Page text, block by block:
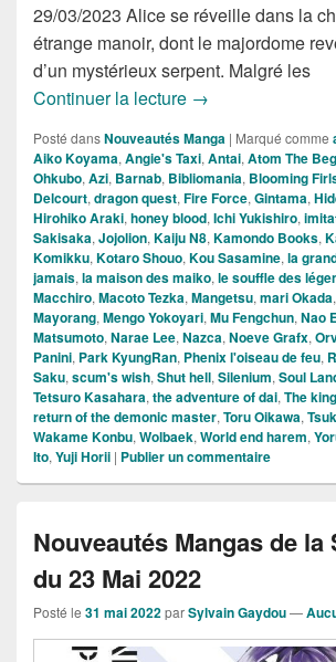
29/03/2023 Alice se réveille dans la
étrange manoir, dont le majordome
d’un mystérieux serpent. Malgré les
Continuer la lecture Les Nouveautés
→
Posté dansNouveautés Manga | Marqué comme
Aiko Koyama, Angie's Taxi, Antai, Atom The
Ohkubo, Azi, Barnab, Bibliomania, Blooming
Delcourt, dragon quest, Fire Force, Gintama,
Hirohiko Araki, honey blood, Ichi Yukishiro,
Sakisaka, Jojolion, Kaiju N8, Kamondo Books,
Komikku, Kotaro Shouo, Kou Sasamine, la
jamais, la maison des maiko, le souffle des
Macchiro, Macoto Tezka, Mangetsu, mari Okada,
Mayorang, Mengo Yokoyari, Mu Fengchun, Nao
Matsumoto, Narae Lee, Nazca, Noeve Grafx,
Panini, Park KyungRan, Phenix l'oiseau de feu,
Saku, scum's wish, Shut hell, Silenium, Soul
Tetsuro Kasahara, the adventure of dai, The
return of the demonic master, Toru Oikawa,
Wakame Konbu, Wolbaek, World end harem,
Ito, Yuji Horii | Publier un commentaire
Nouveautés Mangas de la
du 23 Mai 2022
Posté le 31 mai 2022parSylvain Gaydou—